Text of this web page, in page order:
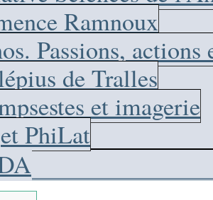
Ramnoux
Passions,
de Tralles
et imagerie
PhiLat